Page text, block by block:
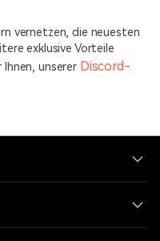
vernetzen, die neuesten
exklusive Vorteile
unserer Discord-